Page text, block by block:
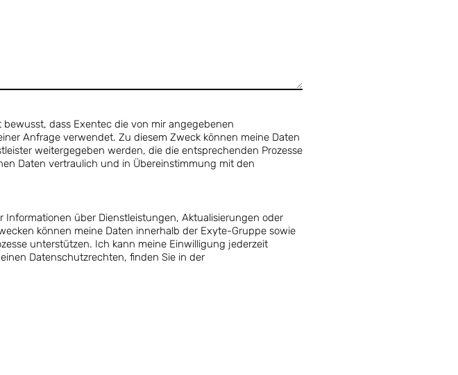
dass Exentec die von mir angegebenen
Anfrage verwendet. Zu diesem Zweck können meine Daten
weitergegeben werden, die die entsprechenden Prozesse
Daten vertraulich und in Übereinstimmung mit den
über Dienstleistungen, Aktualisierungen oder
können meine Daten innerhalb der Exyte-Gruppe sowie
unterstützen. Ich kann meine Einwilligung jederzeit
Datenschutzrechten, finden Sie in der